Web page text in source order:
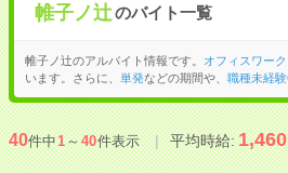
帷子ノ辻のバイト一覧
帷子ノ辻のアルバイト情報です。 オフィスワー
います。さらに、
単発などの期間や、 職種未経
40件中1～40件表示 平均時給:1,460